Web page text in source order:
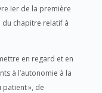
Ier de la première
chapitre relatif à
en regard et en
à l’autonomie à la
patient », de